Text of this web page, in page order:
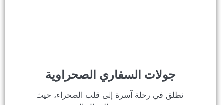
جولات السفاري الصحراوية
انطلق في رحلة آسرة إلى قلب الصحراء، حيث